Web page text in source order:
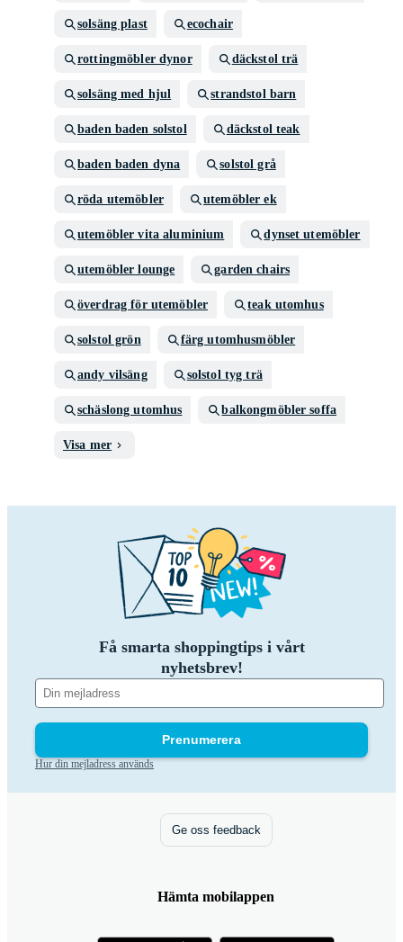
solsäng plast ecochair
rottingmöbler dynor däckstol trä
solsäng med hjul strandstol barn
baden baden solstol däckstol teak
baden baden dyna solstol grå
röda utemöbler utemöbler ek
utemöbler vita aluminium dynset utemöbler
utemöbler lounge garden chairs
överdrag för utemöbler teak utomhus
solstol grön färg utomhusmöbler
andy vilsäng solstol tyg trä
schäslong utomhus balkongmöbler soffa
Visa mer
Få smarta shoppingtips i vårt
nyhetsbrev!
Prenumerera
Hur din mejladress används
Ge oss feedback
Hämta mobilappen